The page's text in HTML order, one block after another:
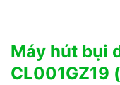
Máy hút bụi
CL001GZ19